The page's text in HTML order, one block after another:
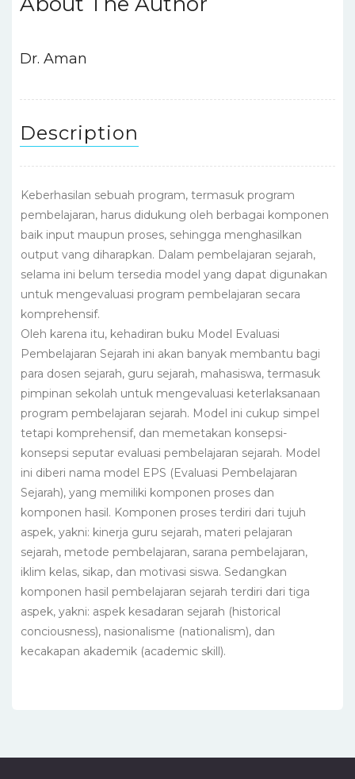
b
o
r
A
dI
Dr. Aman
Description
Keberhasilan sebuah program, termasuk program
pembelajaran, harus didukung oleh berbagai komponen
baik input maupun proses, sehingga menghasilkan
output vang diharapkan. Dalam pembelajaran sejarah,
selama ini belum tersedia model yang dapat digunakan
untuk mengevaluasi program pembelajaran secara
komprehensif.
Oleh karena itu, kehadiran buku Model Evaluasi
Pembelajaran Sejarah ini akan banyak membantu bagi
para dosen sejarah, guru sejarah, mahasiswa, termasuk
pimpinan sekolah untuk mengevaluasi keterlaksanaan
program pembelajaran sejarah. Model ini cukup simpel
tetapi komprehensif, dan memetakan konsepsi-
konsepsi seputar evaluasi pembelajaran sejarah. Model
ini diberi nama model EPS (Evaluasi Pembelajaran
Sejarah), yang memiliki komponen proses dan
komponen hasil. Komponen proses terdiri dari tujuh
aspek, yakni: kinerja guru sejarah, materi pelajaran
sejarah, metode pembelajaran, sarana pembelajaran,
iklim kelas, sikap, dan motivasi siswa. Sedangkan
komponen hasil pembelajaran sejarah terdiri dari tiga
aspek, yakni: aspek kesadaran sejarah (historical
conciousness), nasionalisme (nationalism), dan
kecakapan akademik (academic skill).